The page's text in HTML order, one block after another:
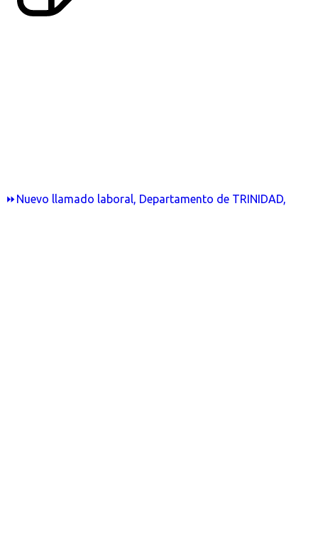
⏩Nuevo llamado laboral, Departamento de TRINIDAD,